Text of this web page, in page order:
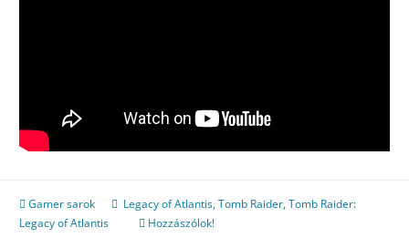
Gamer sarok Legacy of Atlantis,Tomb Raider,Tomb Raider:
Legacy of Atlantis
Hozzászólok!